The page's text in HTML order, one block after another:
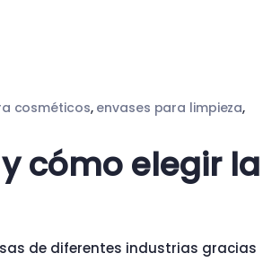
cosméticos, envases para limpieza,
cómo elegir la
de diferentes industrias gracias